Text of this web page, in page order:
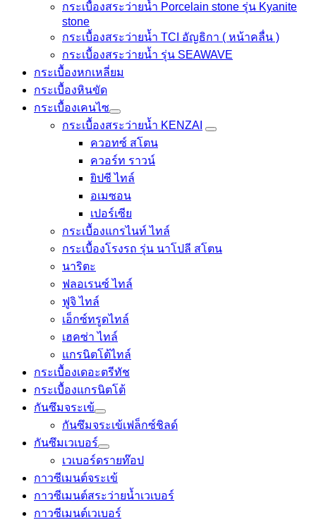
กระเบื้องสระว่ายนํ้า Porcelain stone รุ่น Kyanite
stone
กระเบื้องสระว่ายนํ้า TCI อัญธิกา ( หน้าคลื่น )
กระเบื้องสระว่ายนํ้า รุ่น SEAWAVE
กระเบื้องหกเหลี่ยม
กระเบื้องหินขัด
กระเบื้องเคนไซ
กระเบื้องสระว่ายน้ำ KENZAI
ควอทซ์ สโตน
ควอร์ท ราวน์
ยิปซี ไทล์
อเมซอน
เปอร์เซีย
กระเบื้องแกรไนท์ ไทล์
กระเบื้องโรงรถ รุ่น นาโปลี สโตน
นาริตะ
ฟลอเรนซ์ ไทล์
ฟูจิ ไทล์
เอ็กซ์ทรูดไทล์
เฮคซ่า ไทล์
แกรนิตโต้ไทล์
กระเบื้องเดอะตรีทัช
กระเบื้องแกรนิตโต้
กันซึมจระเข้
กันซึมจระเข้เฟล็กซ์ชิลด์
กันซึมเวเบอร์
เวเบอร์ดรายท๊อป
กาวซีเมนต์จระเข้
กาวซีเมนต์สระว่ายนํ้าเวเบอร์
กาวซีเมนต์เวเบอร์